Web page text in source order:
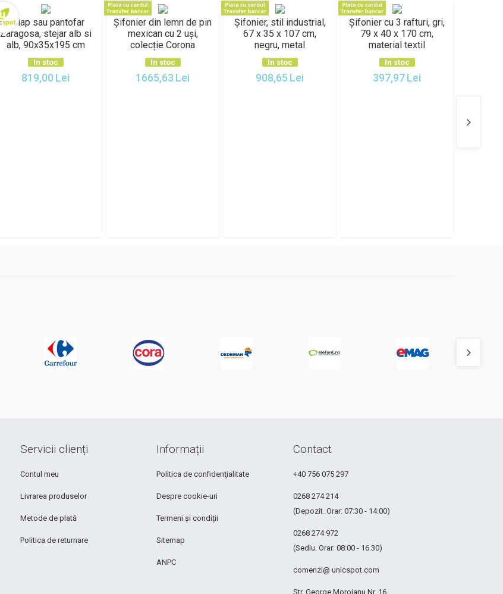
Dulap sau pantofar
Zaragosa, stejar alb si
alb, 90x35x195 cm
In stoc
819,00 Lei
Șifonier din lemn de pin
mexican cu 2 uși,
colecție Corona
In stoc
1665,63 Lei
Șifonier, stil industrial,
67 x 35 x 107 cm,
negru, metal
In stoc
908,65 Lei
Șifonier cu 3 rafturi, gri,
79 x 40 x 170 cm,
material textil
In stoc
397,97Lei
Servicii clienți
Contul meu
Livrarea produselor
Metode de plată
Politica de returnare
Informații
Politica de confidenţialitate
Despre cookie-uri
Termeni și condiții
Sitemap
ANPC
Contact
+40 756 075 297
0268 274 214
(Depozit. Orar: 07:30 - 14:00)
0268 274 972
(Sediu. Orar: 08:00 - 16.30)
comenzi@ unicspot.com
Str. George Moroianu Nr. 16